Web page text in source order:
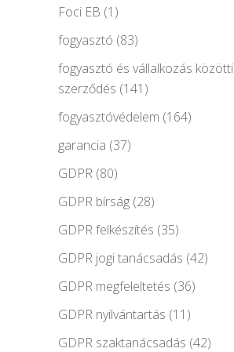
Foci EB (1)
fogyasztó (83)
fogyasztó és vállalkozás közötti
szerződés (141)
fogyasztóvédelem (164)
garancia (37)
GDPR (80)
GDPR bírság (28)
GDPR felkészítés (35)
GDPR jogi tanácsadás (42)
GDPR megfeleltetés (36)
GDPR nyilvántartás (11)
GDPR szaktanácsadás (42)